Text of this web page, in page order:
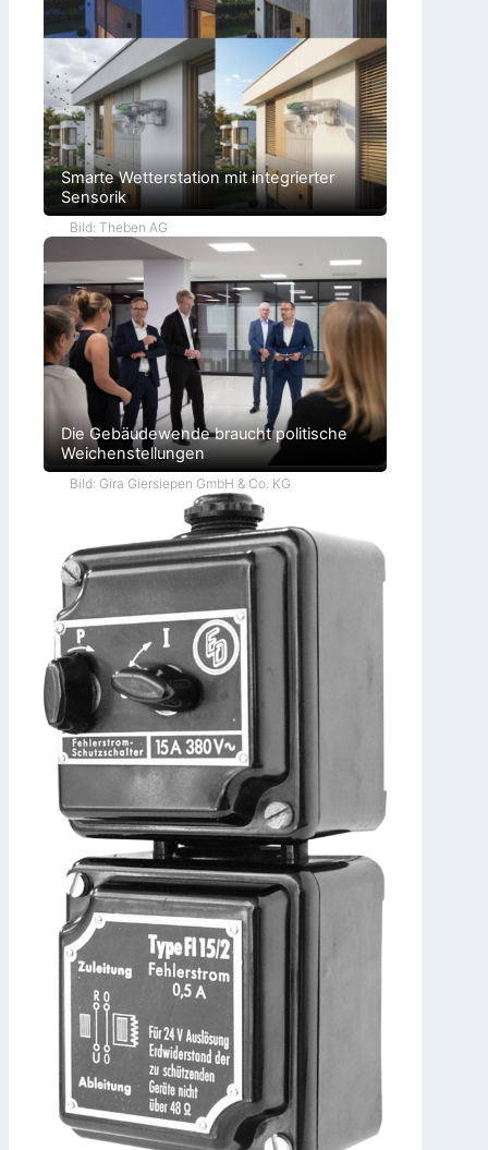
Smarte Wetterstation mit integrierter
Sensorik
Bild: Theben AG
Die Gebäudewende braucht politische
Weichenstellungen
Bild: Gira Giersiepen GmbH & Co. KG